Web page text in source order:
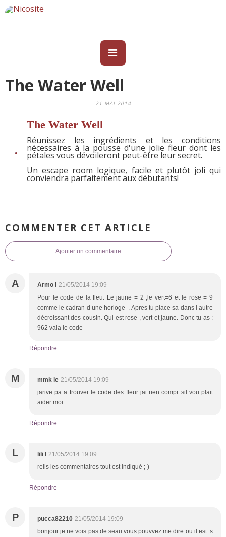
The Water Well
21 MAI 2014
The Water Well
Réunissez les ingrédients et les conditions
nécessaires à la pousse d'une jolie fleur dont les
pétales vous dévoileront peut-être leur secret.
Un escape room logique, facile et plutôt joli qui
conviendra parfaitement aux débutants!
COMMENTER CET ARTICLE
Ajouter un commentaire
A Armo l 21/05/2014 19:09
Pour le code de la fleu. Le jaune = 2 ,le vert=6 et le rose = 9
comme le cadran d une horloge . Apres tu place sa dans l autre
décroissant des cousin. Qui est rose , vert et jaune. Donc tu as :
962 vala le code
Répondre
M mmk le 21/05/2014 19:09
jarive pa a trouver le code des fleur jai rien compr sil vou plait
aider moi
Répondre
L lili l 21/05/2014 19:09
relis les commentaires tout est indiqué ;-)
Répondre
P pucca82210 21/05/2014 19:09
bonjour je ne vois pas de seau vous pouvvez me dire ou il est .s